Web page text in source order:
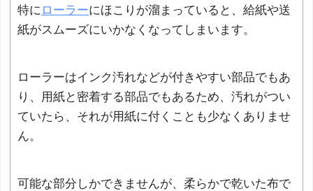
特に ローラーにほこりが溜まっていると、給紙や送
紙がスムーズにいかなくなってしまいます。
ローラーはインク汚れなどが付きやすい部品でもあ
り、用紙と密着する部品でもあるため、汚れがつい
ていたら、それが用紙に付くことも少なくありませ
ん。
可能な部分しかできませんが、柔らかで乾いた布で